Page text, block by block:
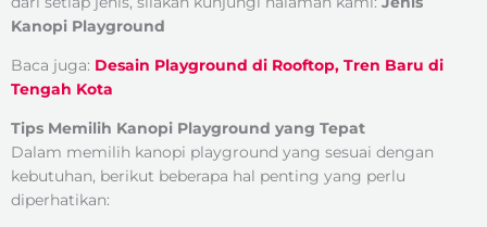
Kanopi Playground
Baca juga: Desain Playground di Rooftop, Tren Baru di
Tengah Kota
Tips Memilih Kanopi Playground yang Tepat
Dalam memilih kanopi playground yang sesuai dengan
kebutuhan, berikut beberapa hal penting yang perlu
diperhatikan: